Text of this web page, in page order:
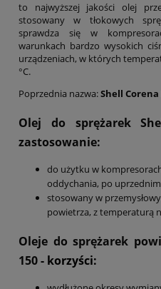
to najwyższej jakości olej
stosowany w tłokowych
sprawdza się w
warunkach bardzo wysokich
urządzeniach, w których
°C.
Poprzednia nazwa:Shell Corena
Olej do sprężarek
zastosowanie:
do użytku w
oddychania, po
stosowany w
powietrza, z temperaturą
Oleje do sprężarek
150- korzyści: